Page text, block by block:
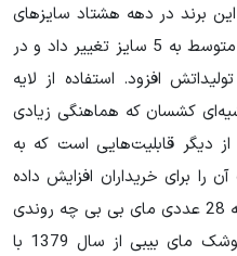
برند در دهه هشتاد سایزهای
تولیدشده خود را از 2 سایز بزرگ و متوسط به 5 سایز تغییر داد و در
افزود. استفاده از لایه
کشسان که هماهنگی زیادی
دیگر قابلیت‌هایی است که به
برای خریداران افزایش داده
است.پوشک مای بیبی سایز 5- بسته 28 عددی مای بی بی چه روندی
را تا امروز طی کرده‌اند؟ تولیدات پوشک مای بیبی از سال 1379 با